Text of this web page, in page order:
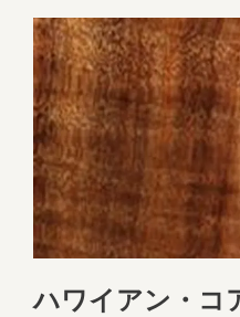
ハワイアン・コ